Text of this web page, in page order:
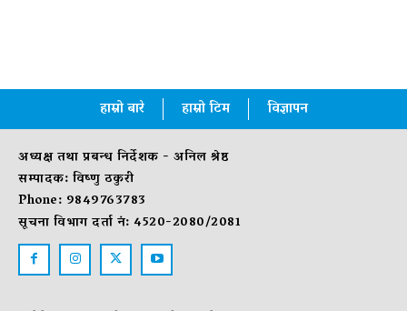
हाम्रो बारे हाम्रो टिम विज्ञापन
अध्यक्ष तथा प्रबन्ध निर्देशक - अनिल श्रेष्ठ
सम्पादक: विष्णु ठकुरी
Phone: 9849763783
सूचना विभाग दर्ता नं: 4520-2080/2081